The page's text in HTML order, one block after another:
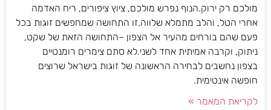
מולכם רק ירוק.הנוף נפרש מולכם, ציוץ ציפורים, ריח האדמה
אחרי הטל, והלב מתמלא שלווה.זו התחושה שמחפשים זוגות בכל
פעם שהם בורחים מהעיר אל הצפון –התחושה הזאת של שקט,
ניתוק, וקרבה אמיתית אחד לשני.לא סתם צימרים רומנטיים
בצפון נחשבים לבחירה הראשונה של זוגות בישראל שרוצים
חופשה אינטימית.
לקריאת המאמר »